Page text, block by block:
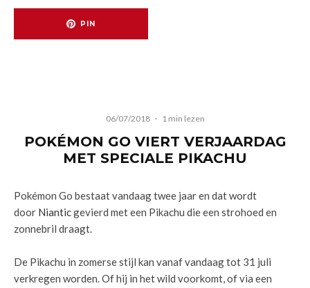
PIN
06/07/2018 · 1 min lezen
POKÉMON GO VIERT VERJAARDAG
MET SPECIALE PIKACHU
Pokémon Go bestaat vandaag twee jaar en dat wordt
door Nianticgevierd met een Pikachu die een strohoed en
zonnebril draagt.
De Pikachu in zomerse stijl kan vanaf vandaag tot 31 juli
verkregen worden. Of hij in het wild voorkomt, of via een